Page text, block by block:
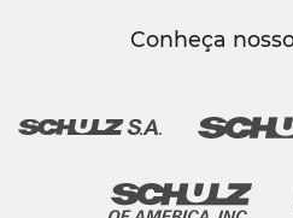
Conheça